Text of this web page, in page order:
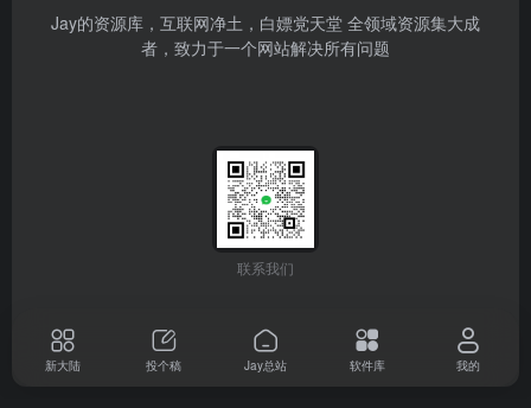
Jay的资源库，互联网净土，白嫖党天堂 全领域资源集大成
者，致力于一个网站解决所有问题
联系我们
新大陆 投个稿 Jay总站 软件库 我的